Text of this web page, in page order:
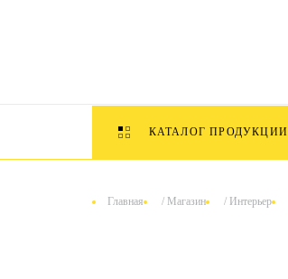
КАТАЛОГ ПРОДУКЦИИ
Главная / Магазин / Интерьер